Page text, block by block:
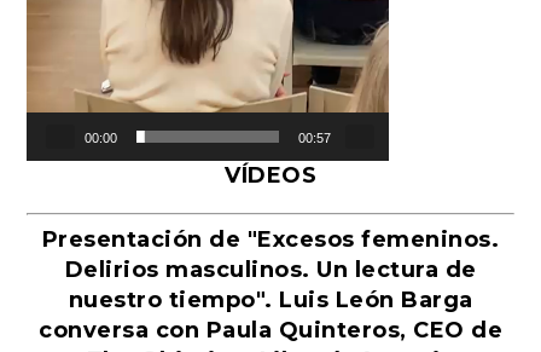
00:00 00:57
VÍDEOS
Presentación de "Excesos femeninos.
Delirios masculinos. Un lectura de
nuestro tiempo". Luis León Barga
conversa con Paula Quinteros, CEO de